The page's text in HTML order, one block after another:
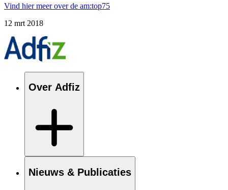
Vind hier meer over de am:top75
12 mrt 2018
Over Adfiz
Nieuws & Publicaties